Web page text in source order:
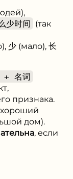
少时间 (так
少 (мало), 长
+ 名词
признака.
хороший
дом).
, если